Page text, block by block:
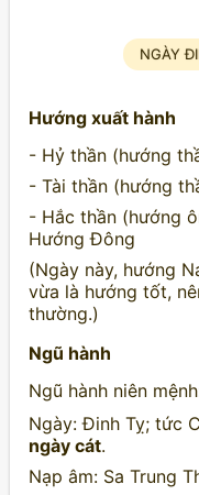
NGÀY
Hướng xuất hành
- Hỷ thần (hướng
- Tài thần (hướng
- Hắc thần (hướng
Hướng Đông
(Ngày này, hướng
vừa là hướng tốt,
thường.)
Ngũ hành
Ngũ hành niên
Ngày: Đinh Tỵ; tức
ngày cát.
Nạp âm: Sa Trung